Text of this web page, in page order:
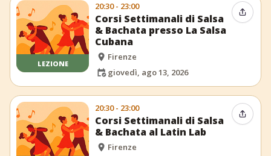
LEZIONE
20:30 - 23:00
Corsi Settimanali di Salsa
& Bachata presso La Salsa
Cubana
Firenze
giovedì, ago 13, 2026
20:30 - 23:00
Corsi Settimanali di Salsa
& Bachata al Latin Lab
Firenze